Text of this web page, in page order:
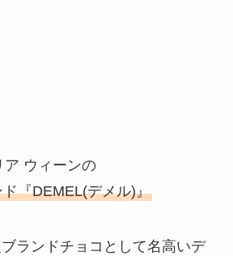
ア ウィーンの
『DEMEL(デメル)』
ランドチョコとして名高いデ